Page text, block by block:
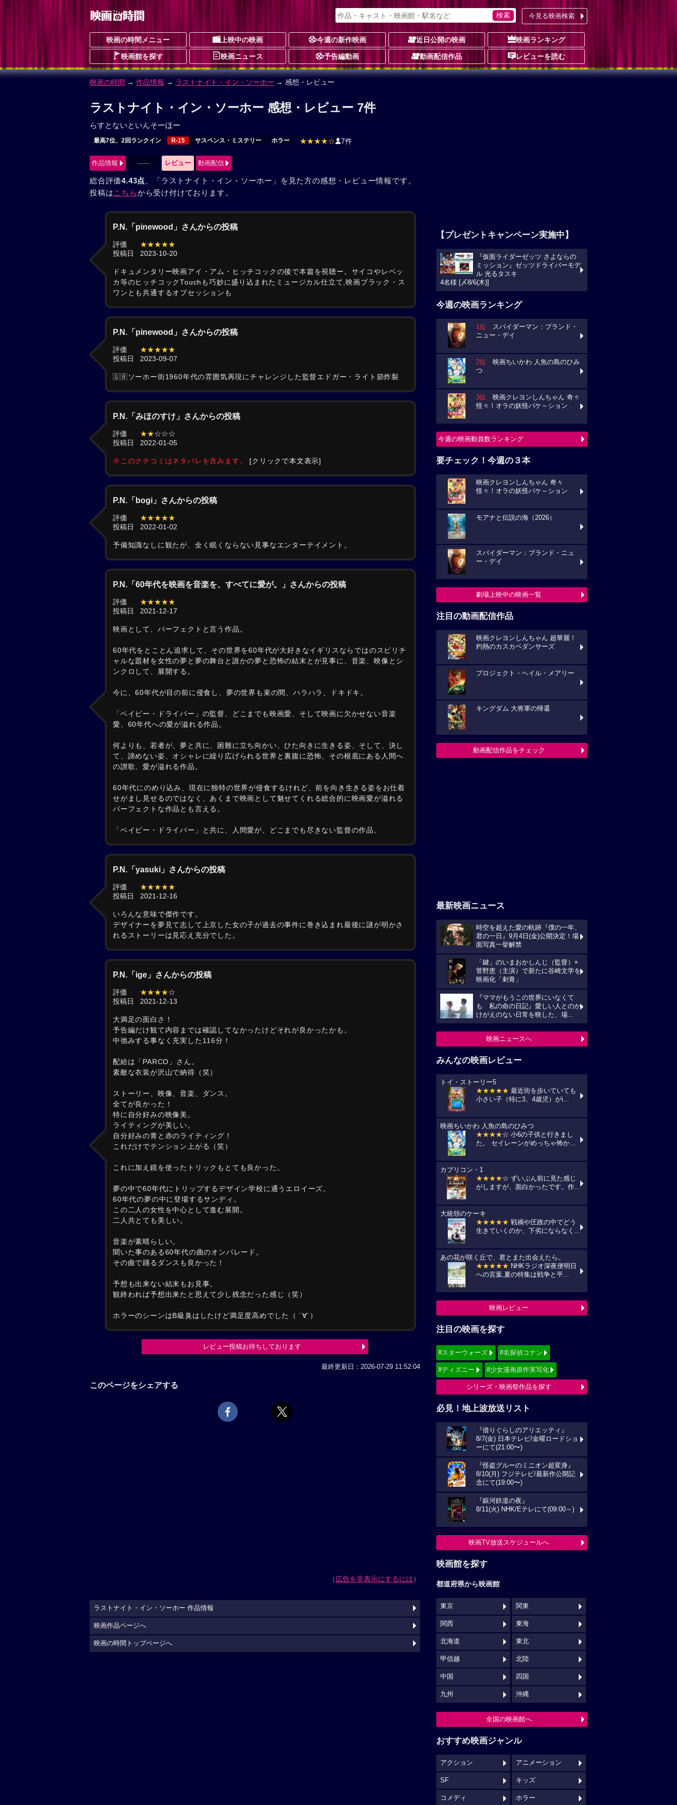
今見る映画検索
映画の時間メニュー 上映中の映画 今週の新作映画 近日公開の映画 映画ランキング
映画館を探す 映画ニュース 予告編動画 動画配信作品 レビューを読む
映画の時間 → 作品情報 → ラストナイト・イン・ソーホー → 感想・レビュー
ラストナイト・イン・ソーホー 感想・レビュー 7件
らすとないといんそーほー
最高7位、2回ランクイン R-15 サスペンス・ミステリー ホラー ★★★★☆ 7件
作品情報 ------ レビュー 動画配信
総合評価4.43点 、「ラストナイト・イン・ソーホー」を見た方の感想・レビュー情報です。
投稿はこちらから受け付けております。
P.N.「pinewood」さんからの投稿
評価
★★★★★
投稿日
2023-10-20
ドキュメンタリー映画アイ・アム・ヒッチコックの後で本篇を視聴ー。サイコやレベッ
カ等のヒッチコックTouchも巧妙に盛り込まれたミュージカル仕立て,映画ブラック・ス
ワンとも共通するオブセッションも
P.N.「pinewood」さんからの投稿
評価
★★★★★
投稿日
2023-09-07
🇬🇧ソーホー街1960年代の雰囲気再現にチャレンジした監督エドガー・ライト節炸裂
P.N.「みほのすけ」さんからの投稿
評価 ★★☆☆☆
投稿日
2022-01-05
※このクチコミはネタバレを含みます。 [クリックで本文表示]
P.N.「bogi」さんからの投稿
評価
★★★★★
投稿日
2022-01-02
予備知識なしに観たが、全く眠くならない見事なエンターテイメント。
P.N.「60年代を映画を音楽を、すべてに愛が。」さんからの投稿
評価
★★★★★
投稿日
2021-12-17
映画として、パーフェクトと言う作品。
60年代をとことん追求して、その世界を60年代が大好きなイギリスならではのスピリチ
ャルな題材を女性の夢と夢の舞台と誰かの夢と恐怖の結末とが見事に、音楽、映像とシ
ンクロして、展開する。
今に、60年代が目の前に侵食し、夢の世界も束の間、ハラハラ、ドキドキ。
「ベイビー・ドライバー」の監督、どこまでも映画愛、そして映画に欠かせない音楽
愛、60年代への愛が溢れる作品。
何よりも、若者が、夢と共に、困難に立ち向かい、ひた向きに生きる姿、そして、決し
て、諦めない姿、オシャレに繰り広げられる世界と裏腹に恐怖、その根底にある人間へ
の讃歌、愛が溢れる作品。
60年代にのめり込み、現在に独特の世界が侵食するけれど、前を向き生きる姿をお仕着
せがまし見せるのではなく、あくまで映画として魅せてくれる総合的に映画愛が溢れる
パーフェクトな作品とも言える。
「ベイビー・ドライバー」と共に、人間愛が、どこまでも尽きない監督の作品。
P.N.「yasuki」さんからの投稿
評価
★★★★★
投稿日
2021-12-16
いろんな意味で傑作です。
デザイナーを夢見て志して上京した女の子が過去の事件に巻き込まれ最後に謎が明かさ
れるストーリーは見応え充分でした。
P.N.「ige」さんからの投稿
評価 ★★★★☆
投稿日
2021-12-13
大満足の面白さ！
予告編だけ観て内容までは確認してなかったけどそれが良かったかも。
中弛みする事なく充実した116分！
配給は「PARCO」さん。
素敵な衣装が沢山で納得（笑）
ストーリー、映像、音楽、ダンス。
全てが良かった！
特に自分好みの映像美。
ライティングが美しい。
自分好みの青と赤のライティング！
これだけでテンション上がる（笑）
これに加え鏡を使ったトリックもとても良かった。
夢の中で60年代にトリップするデザイン学校に通うエロイーズ。
60年代の夢の中に登場するサンディ。
この二人の女性を中心として進む展開。
二人共とても美しい。
音楽が素晴らしい。
聞いた事のある60年代の曲のオンパレード。
その曲で踊るダンスも良かった！
予想も出来ない結末もお見事。
観終われば予想出来たと思えて少し残念だった感じ（笑）
ホラーのシーンはB級臭はしたけど満足度高めでした（ ´∀`）
レビュー投稿お待ちしております
最終更新日：2026-07-29 11:52:04
このページをシェアする
（広告を非表示にするには）
【プレゼントキャンペーン実施中】
『仮面ライダーゼッツ さよならの
ミッション』ゼッツドライバーモデ
ル 光るタスキ
4名様 [〆8/6(木)]
今週の映画ランキング
1位 スパイダーマン：ブランド・
ニュー・デイ
2位 映画ちいかわ 人魚の島のひみ
つ
3位 映画クレヨンしんちゃん 奇々
怪々！オラの妖怪バケ～ション
今週の映画動員数ランキング
要チェック！今週の３本
映画クレヨンしんちゃん 奇々
怪々！オラの妖怪バケ～ション
モアナと伝説の海（2026）
スパイダーマン：ブランド・ニュ
ー・デイ
劇場上映中の映画一覧
注目の動画配信作品
映画クレヨンしんちゃん 超華麗！
灼熱のカスカベダンサーズ
プロジェクト・ヘイル・メアリー
キングダム 大将軍の帰還
動画配信作品をチェック
最新映画ニュース
時空を超えた愛の軌跡『僕の一年、
君の一日』9月4日(金)公開決定！場
面写真一挙解禁
「鍵」のいまおかしんじ（監督）×
菅野恵（主演）で新たに谷崎文学を
映画化「刺青」
『ママがもうこの世界にいなくて
も 私の命の日記』愛しい人とのか
けがえのない日常を映した、場...
映画ニュースへ
みんなの映画レビュー
トイ・ストーリー5
★★★★★ 最近街を歩いていても
小さい子（特に3、4歳児）がi...
映画ちいかわ 人魚の島のひみつ
★★★★☆ 小6の子供と行きまし
た。 セイレーンがめっちゃ怖か...
カプリコン・1
★★★★☆ ずいぶん前に見た感じ
がしますが、面白かったです。作...
大統領のケーキ
★★★★★ 戦禍や圧政の中でどう
生きていくのか、下劣にならなく...
あの花が咲く丘で、君とまた出会えたら。
★★★★★ NHKラジオ深夜便明日
への言葉,夏の特集は戦争と平...
映画レビュー
注目の映画を探す
#スターウォーズ #名探偵コナン
#ディズニー #少女漫画原作実写化
シリーズ・映画祭作品を探す
必見！地上波放送リスト
『借りぐらしのアリエッティ』
8/7(金) 日本テレビ/金曜ロードショ
ーにて(21:00〜)
『怪盗グルーのミニオン超変身』
8/10(月) フジテレビ/最新作公開記
念にて(19:00〜)
『銀河鉄道の夜』
8/11(火) NHK/Eテレにて(09:00～)
映画TV放送スケジュールへ
映画館を探す
都道府県から映画館
東京 関東
関西 東海
北海道 東北
甲信越 北陸
中国 四国
九州 沖縄
全国の映画館へ
おすすめ映画ジャンル
アクション アニメーション
SF キッズ
コメディ ホラー
ラストナイト・イン・ソーホー 作品情報
映画作品ページへ
映画の時間トップページへ